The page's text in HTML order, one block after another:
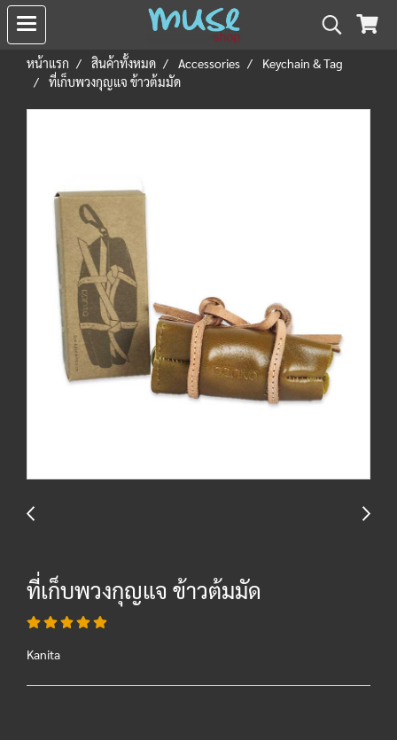
หน้าแรก สินค้าทั้งหมด Accessories
Keychain & Tag
ที่เก็บพวงกุญแจ ข้าวต้มมัด
ที่เก็บพวงกุญแจ ข้าวต้มมัด
Kanita